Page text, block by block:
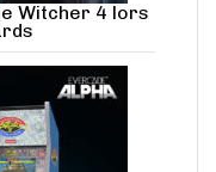
Witcher 4 lors